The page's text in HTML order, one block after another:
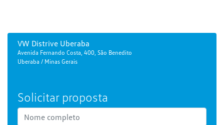
VW Distrive Uberaba
Avenida Fernando Costa, 400, São Benedito
Uberaba / Minas Gerais
Solicitar proposta